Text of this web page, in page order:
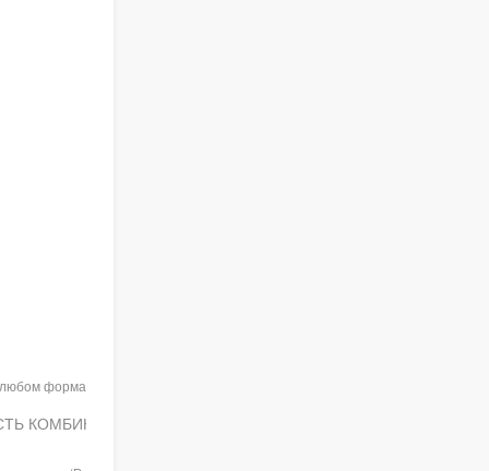
формате при указании
КОМБИНИРОВАННОГО